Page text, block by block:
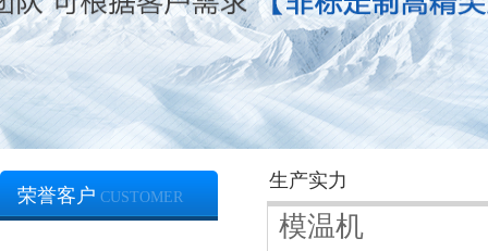
荣誉客户 CUSTOMER
螺杆式冷水机包装出货 生产实力
模温机